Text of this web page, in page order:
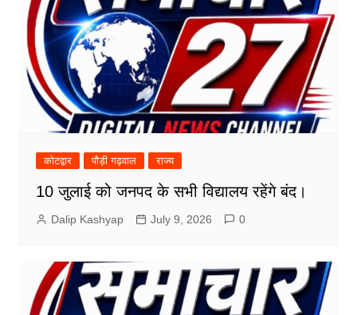
कोटद्वार पौड़ी गढ़वाल राज्य
10 जुलाई को जनपद के सभी विद्यालय रहेंगे बंद।
Dalip Kashyap July 9, 2026 0